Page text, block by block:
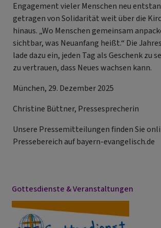
Engagement vieler Menschen neu
getragen von Solidarität weit über die
hinaus. „Wo Menschen gemeinsam
sichtbar, was Neuanfang heißt.“ Die
lade dazu ein, jeden Tag als Geschenk zu
zu vertrauen, dass Neues wachsen kann.
München, 29. Dezember 2025
Christine Büttner, Pressesprecherin
Unsere Pressemitteilungen finden Sie
Pressebereich auf bayern-evangelisch.de
Gottesdienste & Veranstaltungen